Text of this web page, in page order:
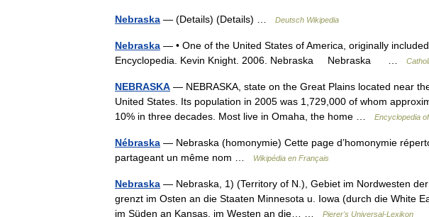
Nebraska — (Details) (Details) … Deutsch Wikipedia
Nebraska — • One of the United States of America, originally
Encyclopedia. Kevin Knight. 2006. Nebraska Nebraska …
NEBRASKA — NEBRASKA, state on the Great Plains located near
United States. Its population in 2005 was 1,729,000 of whom
10% in three decades. Most live in Omaha, the home …
Encyclopedia
Nébraska — Nebraska (homonymie) Cette page d’homonymie
partageant un même nom …
Wikipédia en Français
Nebraska — Nebraska, 1) (Territory of N.), Gebiet im Nordwesten
grenzt im Osten an die Staaten Minnesota u. Iowa (durch die White
im Süden an Kansas, im Westen an die… …
Pierer's Universal-Lexikon